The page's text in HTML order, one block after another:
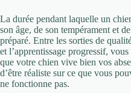
La durée pendant laquelle un
son âge, de son tempérament et
préparé. Entre les sorties de
et l’apprentissage progressif,
que votre chien vive bien vos
d’être réaliste sur ce que vous
ne fonctionne pas.